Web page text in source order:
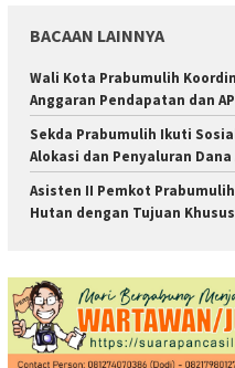
BACAAN LAINNYA
Wali Kota Prabumulih
Anggaran Pendapatan dan
Sekda Prabumulih Ikuti
Alokasi dan Penyaluran Dana
Asisten II Pemkot
Hutan dengan Tujuan